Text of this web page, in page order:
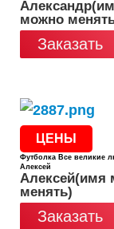
можно
Заказать
ЦЕНЫ
Футболка Все великие
Алексей
Алексей(имя
менять)
Заказать